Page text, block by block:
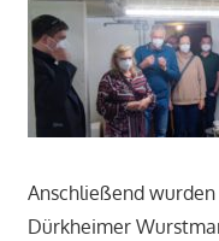
Anschließend
Dürkheimer